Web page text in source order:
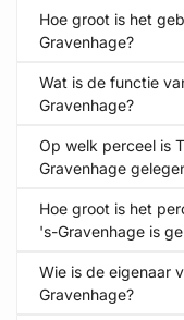
Hoe groot is het
Gravenhage?
Wat is de functie
Gravenhage?
Op welk perceel is
Gravenhage
Hoe groot is het
's-Gravenhage is
Wie is de eigenaar
Gravenhage?